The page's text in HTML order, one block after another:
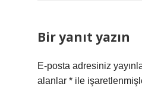
Bir yanıt yazın
E-posta adresiniz
alanlar * ile